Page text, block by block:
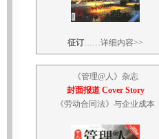
征订……详细内容>>
《管理@人 》杂志
封面报道 Cover Story
《劳动合同法》与企业成本